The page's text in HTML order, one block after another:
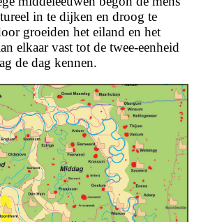
in te dijken en droog te
groeiden het eiland en het
elkaar vast tot de twee-eenheid
de dag kennen.